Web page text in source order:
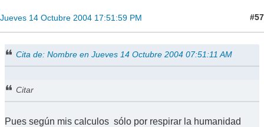
Jueves 14 Octubre 2004 17:51:59 PM #57
Cita de: Nombre en Jueves 14 Octubre 2004 07:51:11 AM
Citar
Pues según mis calculos sólo por respirar la humanidad